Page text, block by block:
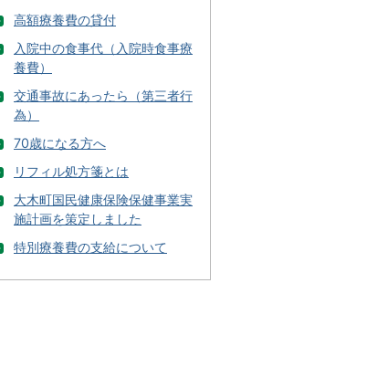
高額療養費の貸付
入院中の食事代（入院時食事療
養費）
交通事故にあったら（第三者行
為）
70歳になる方へ
リフィル処方箋とは
大木町国民健康保険保健事業実
施計画を策定しました
特別療養費の支給について